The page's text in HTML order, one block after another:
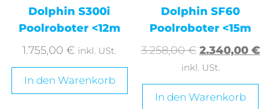
Dolphin S300i
Poolroboter <12m
1.755,00€ inkl. USt.
In den Warenkorb
Dolphin SF60
Poolroboter <15m
3.258,00€ 2.340,00 €
inkl. USt.
In den Warenkorb